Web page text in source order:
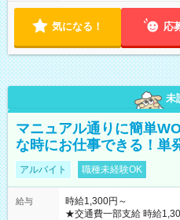
気になる！ 応
未
マニュアル通りに簡単
な時にお仕事できる！単
アルバイト 職種未経験OK
給与
時給1,300円～
★交通費一部支給 時給1,300円～ ※試験・役割により手当あり